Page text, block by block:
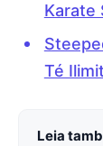
Karate
Té
Leia